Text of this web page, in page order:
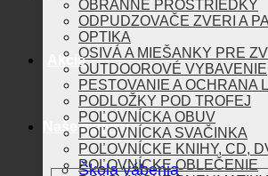
Akcie
Naše aktivity
Škola vábenia
OBRANNÉ PROSTRIEDKY
ODPUDZOVAČE ZVERI A
OPTIKA
OSIVÁ A MIEŠANKY PRE
OUTDOOROVÉ VYBAVENIE
PESTOVANIE A OCHRANA
PODLOŽKY POD TROFEJ
POĽOVNÍCKA OBUV
POĽOVNÍCKA SVAČINKA
POĽOVNÍCKE KNIHY, CD,
POĽOVNÍCKE OBLEČENIE